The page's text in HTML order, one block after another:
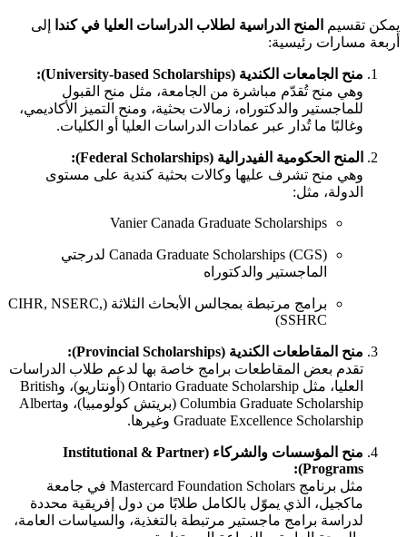
يمكن تقسيم المنح الدراسية لطلاب الدراسات العليا في كندا
إلى
أربعة مسارات رئيسية:
منح الجامعات الكندية (University-based Scholarships):
وهي منح تُقدّم مباشرة من الجامعة، مثل منح القبول
للماجستير والدكتوراه، زمالات بحثية، ومنح التميز الأكاديمي،
وغالبًا ما تُدار عبر عمادات الدراسات العليا أو الكليات.
المنح الحكومية الفيدرالية (Federal Scholarships):
وهي منح تشرف عليها وكالات بحثية كندية على مستوى
الدولة، مثل:
Vanier Canada Graduate Scholarships
Canada Graduate Scholarships (CGS) لدرجتي
الماجستير والدكتوراه
برامج مرتبطة بمجالس الأبحاث الثلاثة (CIHR, NSERC,
SSHRC)
منح المقاطعات الكندية (Provincial Scholarships):
تقدم بعض المقاطعات برامج خاصة بها لدعم طلاب الدراسات
العليا، مثل Ontario Graduate Scholarship (أونتاريو)، وBritish
Columbia Graduate Scholarship (بريتش كولومبيا)، وAlberta
Graduate Excellence Scholarship وغيرها.
منح المؤسسات والشركاء (Institutional & Partner
Programs):
مثل برنامج Mastercard Foundation Scholars في جامعة
ماكجيل، الذي يموّل بالكامل طلابًا من دول إفريقية محددة
لدراسة برامج ماجستير مرتبطة بالتغذية، والسياسات العامة،